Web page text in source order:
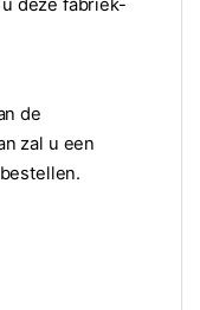
deze fabriek-
de
zal u een